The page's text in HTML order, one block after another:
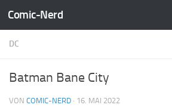
Zum Inhalt springen
Comic-Nerd
DC
Batman Bane City
VON COMIC-NERD · 16. MAI 2022